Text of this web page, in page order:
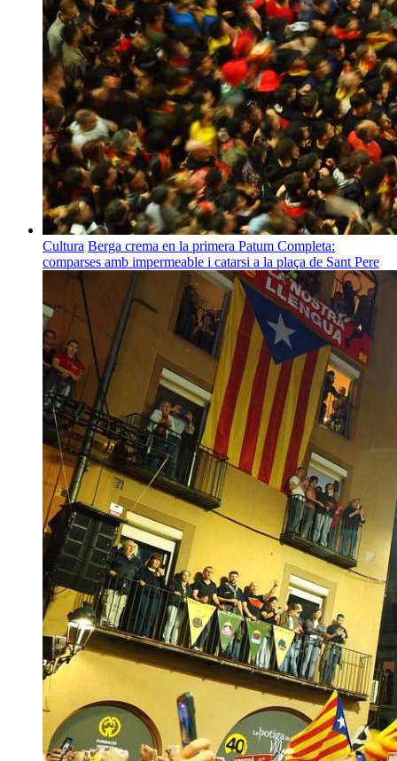
Cultura Berga crema en la primera Patum Completa:
comparses amb impermeable i catarsi a la plaça de Sant Pere